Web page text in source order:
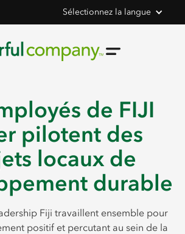
Sélectionnez la langue
de FIJI
pilotent des
locaux de
durable
Fiji travaillent ensemble pour
positif et percutant au sein de la